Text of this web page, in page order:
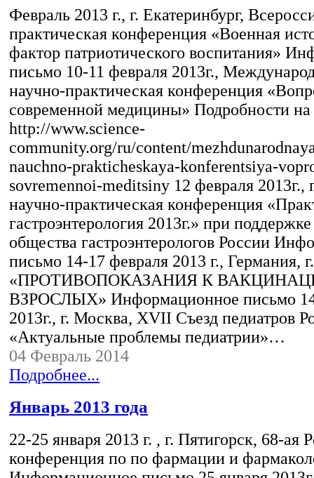
Февраль 2013 г., г. Екатеринбург,
практическая конференция «Военная
фактор патриотического воспитания»
письмо 10-11 февраля 2013г.,
научно-практическая конференция
современной медицины» Подробности на
http://www.science-
community.org/ru/content/
nauchno-prakticheskaya-konferentsiya-
sovremennoi-meditsiny 12 февраля 2013г.,
научно-практическая конференция
гастроэнтерология 2013г.» при
общества гастроэнтерологов России
письмо 14-17 февраля 2013 г., Германия,
«ПРОТИВОПОКАЗАНИЯ К
ВЗРОСЛЫХ» Информационное письмо
2013г., г. Москва, XVII Съезд педиатров
«Актуальные проблемы педиатрии»…
04 Февраль 2014
Подробнее...
Январь 2013 года
22-25 января 2013 г. , г. Пятигорск, 68-ая
конференция по по фармации и